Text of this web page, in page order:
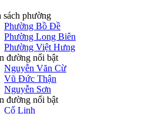
sách phường
Phường Bồ Đề
Phường Long Biên
Phường Việt Hưng
đường nổi bật
Nguyễn Văn Cừ
Vũ Đức Thận
Nguyễn Sơn
đường nổi bật
Cổ Linh